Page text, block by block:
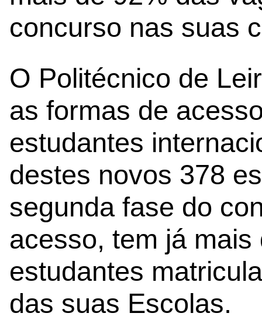
concurso nas suas
O Politécnico de
as formas de
estudantes
destes novos 378
segunda fase do
acesso, tem já
estudantes
das suas Escolas.